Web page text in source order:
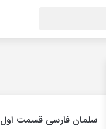
سلمان فارسی قسمت اول